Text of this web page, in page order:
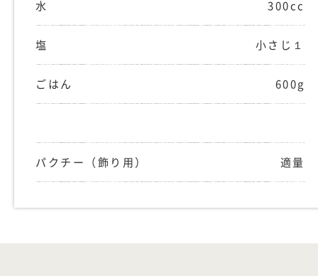
水 300cc
塩 小さじ１
ごはん 600g
パクチー（飾り用） 適量